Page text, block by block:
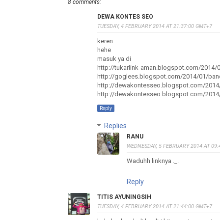
8 comments:
DEWA KONTES SEO
TUESDAY, 4 FEBRUARY 2014 AT 21:37:00 GMT+7
keren
hehe
masuk ya di
http://tukarlink-aman.blogspot.com/2014/
http://goglees.blogspot.com/2014/01/
http://dewakontesseo.blogspot.com/
http://dewakontesseo.blogspot.com/
Reply
Replies
RANU
WEDNESDAY, 5 FEBRUARY 2014 AT
Waduhh linknya ._.
Reply
TITIS AYUNINGSIH
TUESDAY, 4 FEBRUARY 2014 AT 21:44:00 GMT+7